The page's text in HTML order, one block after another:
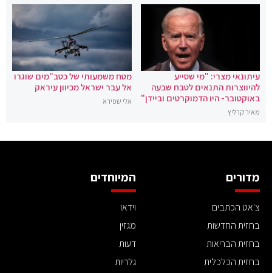
עיתונאי מצרי: "מי שסייע
להיווצרות התנאים לטבח שבעה
באוקטובר- היו הדמוקרטים וביידן"
מאיר קרליץ
מטח משמעותי של כטב"מים שוגרו
אל עבר ישראל מכיוון עיראק
אלי שפירא
מדורים
צ'אט הכתבים
בחזית החדשות
בחזית הבריאות
בחזית הכלכלית
המיוחדים
וידאו
מגזין
דעות
גלריות